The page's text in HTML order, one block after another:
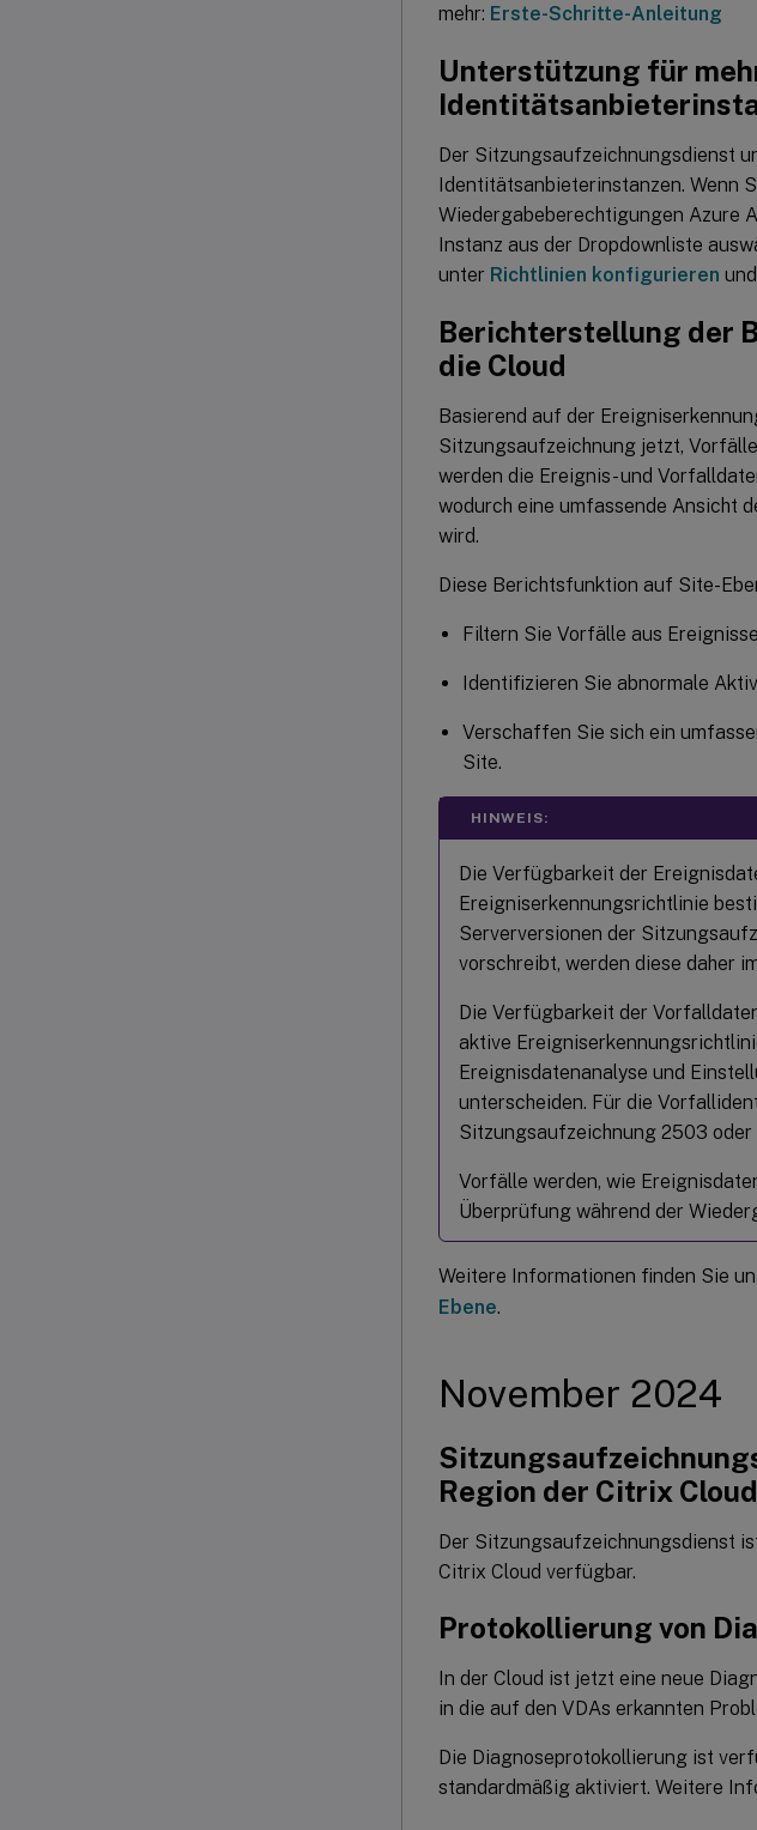
mehr: Erste-Schritte-Anleitung
Unterstützung für
Der Sitzungsaufzeichnungsdienst
Identitätsanbieterinstanzen. Wenn
Wiedergabeberechtigungen Azure
Instanz aus der Dropdownliste
unter Richtlinien konfigurieren und
Berichterstellung der
die Cloud
Basierend auf der
Sitzungsaufzeichnung jetzt,
werden die Ereignis- und
wodurch eine umfassende Ansicht
wird.
Diese Berichtsfunktion auf Site-
Filtern Sie Vorfälle aus
Identifizieren Sie abnormale
Verschaffen Sie sich ein
Site.
HINWEIS:
Die Verfügbarkeit der
Ereigniserkennungsrichtlinie
Serverversionen der
vorschreibt, werden diese daher
Die Verfügbarkeit der
aktive
Ereignisdatenanalyse und
unterscheiden. Für die
Sitzungsaufzeichnung 2503 oder
Vorfälle werden, wie
Überprüfung während der
Weitere Informationen finden Sie
Ebene.
November 2024
Region der Citrix
Der Sitzungsaufzeichnungsdienst
Citrix Cloud verfügbar.
Protokollierung von
In der Cloud ist jetzt eine neue
in die auf den VDAs erkannten
Die Diagnoseprotokollierung ist
standardmäßig aktiviert. Weitere